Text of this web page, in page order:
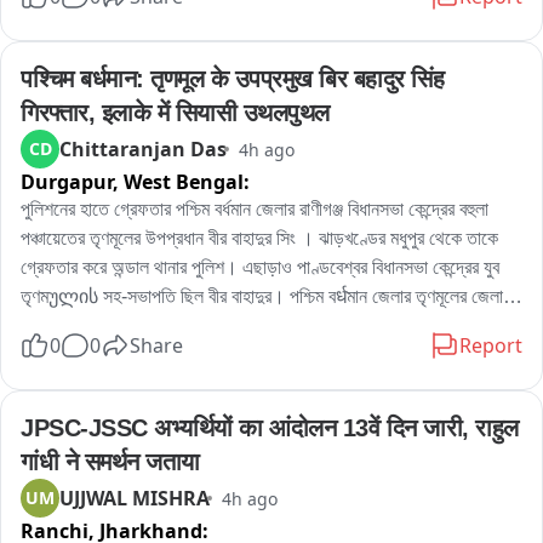
হচ্ছে, বাড়ছে দুর্ঘটনার আশঙ্কাও। বিষয়টি নিয়ে পুরসভায় লিখিত অভিযোগ জমা
এলাকার বিজেপি কর্মী রোহিত দে জানান, এলাকাবাসীর অভিযোগের ভিত্তিতেই তাঁরা
পুরসভায় স্মারকলিপি জমা দিয়েছেন। তাঁর দাবি, নির্মাণসামগ্রী মাসের পর মাস রাস্তার
উপর পড়ে থাকায় রাস্তা কার্যত সরু হয়ে গিয়েছে। বর্ষাকালে বালি ও অন্যান্য সামগ্রী
নিকাশি ব্যবস্থা আটকে দিচ্ছে, ফলে জল জমার সমস্যাও বাড়ছে। রাতের অন্ধকারে
ভারী ডাম্পার ও লরিতে মালপত্র নামানোর ফলে রাস্তারও ক্ষতি হচ্ছে বলে অভিযোগ
করেন তিনি। প্রশাসনের তরফে প্রয়োজনীয় ব্যবস্থা নেওয়ার দাবি জানিয়ে তিনি
বলেন, আইনি পথেই এই সমস্যার সমাধান চান তাঁরা。
অন্যদিকে আর এক বিজেপি কর্মী অভিজিৎ বিশ্বাসের অভিযোগ, দীর্ঘদিন ধরে এই
পরিস্থিতি চললেও কোনও কার্যকর পদক্ষেপ নেওয়া হয়নি। তাঁর দাবি, নির্মাণস্থলে বড়
আশঙ্কা রয়েছে। নিত্যদিন ছোটখাটো দুর্ঘটনাও ঘটছে। 그는 অভিযোগ করেন,
দ্রুত ব্যবস্থা নিয়ে রাস্তা দখলমুক্ত ও নিরাপদ করার আবেদন জানান তিনি。
বিজেপির দাবি, রাস্তা থেকে অবিলম্বে নির্মাণসামগ্রী সরিয়ে স্বাভাবিক যান চলাচল
নিশ্চিত করতে হবে এবং ভবিষ্যতে যাতে জনসাধারণের ভোগান্তি না হয়, সে বিষয়ে
প্রশাসনকে কড়া নজরদারি করতে হবে。
पश्चिम बर्धमान: तृणमूल के उपप्रमुख बिर बहादुर सिंह
गिरफ्तार, इलाके में सियासी उथलपुथल
CD Chittaranjan Das 4h ago
Durgapur, West Bengal:
পুলিশনের হাতে গ্রেফতার পশ্চিম বর্ধমান জেলার রাণীগঞ্জ বিধানসভা কেন্দ্রের বহুলা
পঞ্চায়েতের তৃণমূলের উপপ্রধান বীর বাহাদুর সিং । ঝাড়খণ্ডের মধুপুর থেকে তাকে
গ্রেফতার করে অন্ডাল থানার পুলিশ। এছাড়াও পাণ্ডবেশ্বর বিধানসভা কেন্দ্রের যুব
তৃণমულის সহ-সভাপতি ছিল বীর বাহাদুর। পশ্চিম বर्धমান জেলার তৃণমূলের জেলা
বলেও পরিচিত ছিল এই বীর বাহাদুর। এলাকায় সন্ত্রাস তোলাবাজি সহ একাধিক
0 0 Share Report
JPSC-JSSC अभ्यर्थियों का आंदोलन 13वें दिन जारी, राहुल
गांधी ने समर्थन जताया
UM UJJWAL MISHRA 4h ago
Ranchi, Jharkhand: